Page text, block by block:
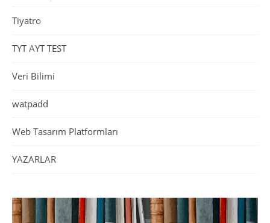
Tiyatro
TYT AYT TEST
Veri Bilimi
watpadd
Web Tasarım Platformları
YAZARLAR